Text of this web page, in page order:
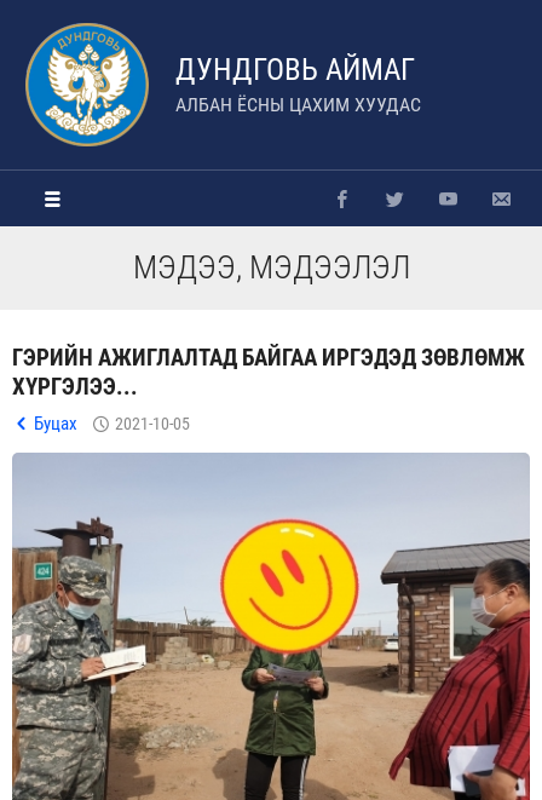
ДУНДГОВЬ АЙМАГ
АЛБАН ЁСНЫ ЦАХИМ ХУУДАС
МЭДЭЭ, МЭДЭЭЛЭЛ
ГЭРИЙН АЖИГЛАЛТАД БАЙГАА ИРГЭДЭД ЗӨВЛӨМЖ
ХҮРГЭЛЭЭ...
Буцах 2021-10-05